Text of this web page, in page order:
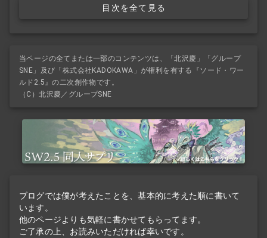
目次を全て見る
当ページの全てまたは一部のコンテンツは、「北沢慶」「グループ
SNE」及び「株式会社KADOKAWA」が権利を有する『ソード・ワー
ルド2.5』の二次創作物です。
（C）北沢慶／グループSNE
ブログでは僕が考えたことを、基本的に考えた順に書いて
います。
他のページよりも気軽に書かせてもらってます。
ご了承の上、お読みいただければ幸いです。